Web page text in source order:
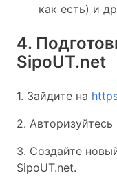
как есть) и
4.
SipoUT.net
1. Зайдите на
2. Авторизуйтесь
3. Создайте
SipoUT.net.